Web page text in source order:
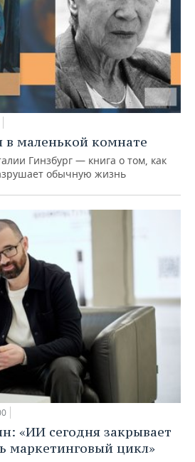
в маленькой комнате
Гинзбург — книга о том, как
обычную жизнь
«ИИ сегодня закрывает
маркетинговый цикл»